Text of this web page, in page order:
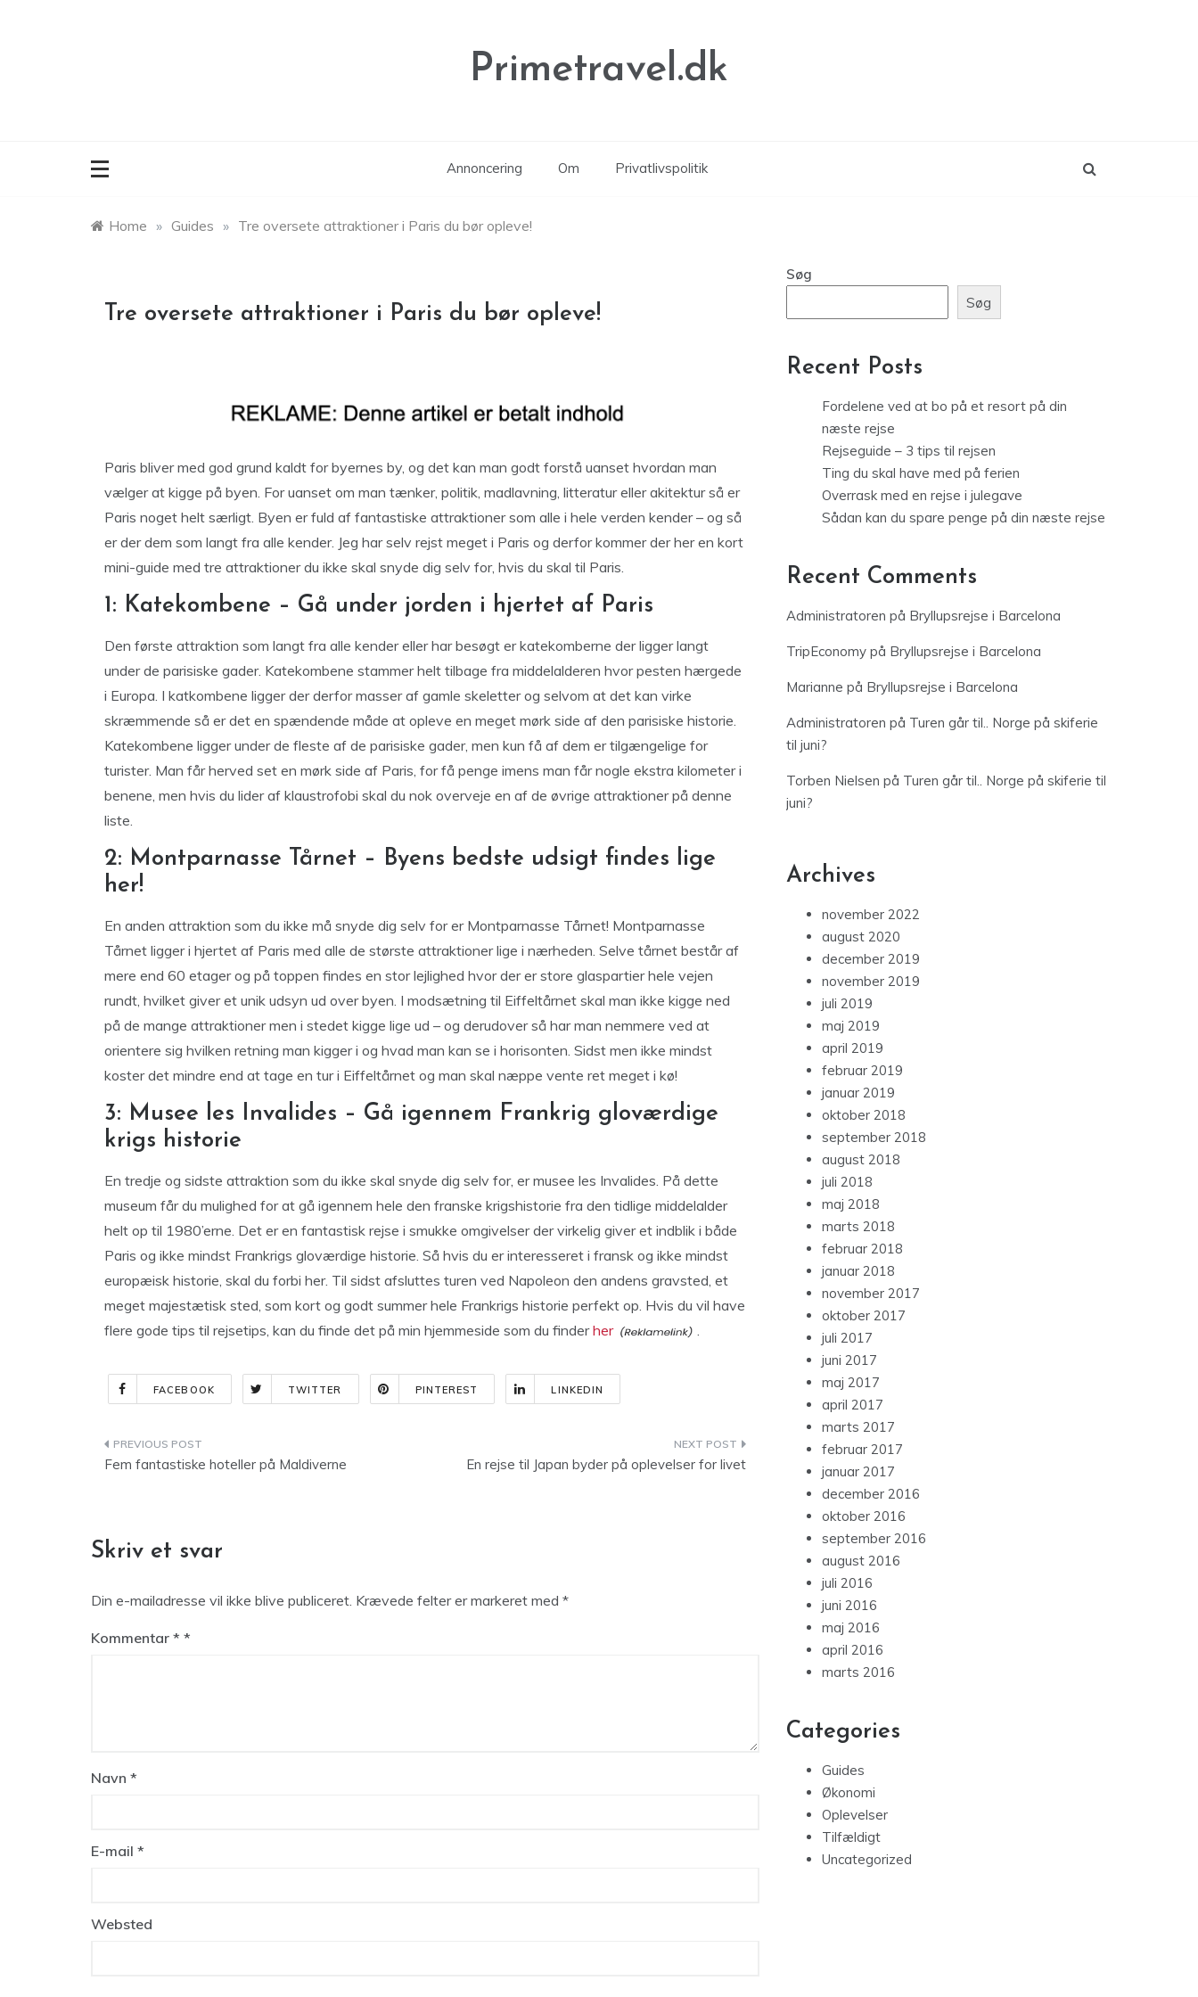
Primetravel.dk
Annoncering Om Privatlivspolitik
Home » Guides » Tre oversete attraktioner i Paris du bør opleve!
Tre oversete attraktioner i Paris du bør opleve!
Paris bliver med god grund kaldt for byernes by, og det kan man godt forstå uanset hvordan man
vælger at kigge på byen. For uanset om man tænker, politik, madlavning, litteratur eller akitektur så er
Paris noget helt særligt. Byen er fuld af fantastiske attraktioner som alle i hele verden kender – og så
er der dem som langt fra alle kender. Jeg har selv rejst meget i Paris og derfor kommer der her en kort
mini-guide med tre attraktioner du ikke skal snyde dig selv for, hvis du skal til Paris.
1: Katekombene – Gå under jorden i hjertet af Paris
Den første attraktion som langt fra alle kender eller har besøgt er katekomberne der ligger langt
under de parisiske gader. Katekombene stammer helt tilbage fra middelalderen hvor pesten hærgede
i Europa. I katkombene ligger der derfor masser af gamle skeletter og selvom at det kan virke
skræmmende så er det en spændende måde at opleve en meget mørk side af den parisiske historie.
Katekombene ligger under de fleste af de parisiske gader, men kun få af dem er tilgængelige for
turister. Man får herved set en mørk side af Paris, for få penge imens man får nogle ekstra kilometer i
benene, men hvis du lider af klaustrofobi skal du nok overveje en af de øvrige attraktioner på denne
liste.
2: Montparnasse Tårnet – Byens bedste udsigt findes lige
her!
En anden attraktion som du ikke må snyde dig selv for er Montparnasse Tårnet! Montparnasse
Tårnet ligger i hjertet af Paris med alle de største attraktioner lige i nærheden. Selve tårnet består af
mere end 60 etager og på toppen findes en stor lejlighed hvor der er store glaspartier hele vejen
rundt, hvilket giver et unik udsyn ud over byen. I modsætning til Eiffeltårnet skal man ikke kigge ned
på de mange attraktioner men i stedet kigge lige ud – og derudover så har man nemmere ved at
orientere sig hvilken retning man kigger i og hvad man kan se i horisonten. Sidst men ikke mindst
koster det mindre end at tage en tur i Eiffeltårnet og man skal næppe vente ret meget i kø!
3: Musee les Invalides – Gå igennem Frankrig gloværdige
krigs historie
En tredje og sidste attraktion som du ikke skal snyde dig selv for, er musee les Invalides. På dette
museum får du mulighed for at gå igennem hele den franske krigshistorie fra den tidlige middelalder
helt op til 1980’erne. Det er en fantastisk rejse i smukke omgivelser der virkelig giver et indblik i både
Paris og ikke mindst Frankrigs gloværdige historie. Så hvis du er interesseret i fransk og ikke mindst
europæisk historie, skal du forbi her. Til sidst afsluttes turen ved Napoleon den andens gravsted, et
meget majestætisk sted, som kort og godt summer hele Frankrigs historie perfekt op. Hvis du vil have
flere gode tips til rejsetips, kan du finde det på min hjemmeside som du finderher .
FACEBOOK TWITTER PINTEREST LINKEDIN
Indlægsnavigation
Fem fantastiske hoteller på Maldiverne En rejse til Japan byder på oplevelser for livet
Skriv et svar
Din e-mailadresse vil ikke blive publiceret. Krævede felter er markeret med *
Kommentar *
Navn *
E-mail *
Websted
Søg
Søg
Recent Posts
Fordelene ved at bo på et resort på din
næste rejse
Rejseguide – 3 tips til rejsen
Ting du skal have med på ferien
Overrask med en rejse i julegave
Sådan kan du spare penge på din næste rejse
Recent Comments
Administratoren på Bryllupsrejse i Barcelona
TripEconomy på Bryllupsrejse i Barcelona
Marianne på Bryllupsrejse i Barcelona
Administratoren på Turen går til.. Norge på skiferie
til juni?
Torben Nielsen på Turen går til.. Norge på skiferie til
juni?
Archives
november 2022
august 2020
december 2019
november 2019
juli 2019
maj 2019
april 2019
februar 2019
januar 2019
oktober 2018
september 2018
august 2018
juli 2018
maj 2018
marts 2018
februar 2018
januar 2018
november 2017
oktober 2017
juli 2017
juni 2017
maj 2017
april 2017
marts 2017
februar 2017
januar 2017
december 2016
oktober 2016
september 2016
august 2016
juli 2016
juni 2016
maj 2016
april 2016
marts 2016
Categories
Guides
Økonomi
Oplevelser
Tilfældigt
Uncategorized